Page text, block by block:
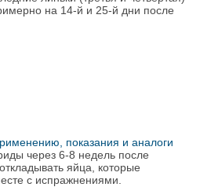
на 14-й и 25-й дни после
показания и аналоги
через 6-8 недель после
яйца, которые
с испражнениями.